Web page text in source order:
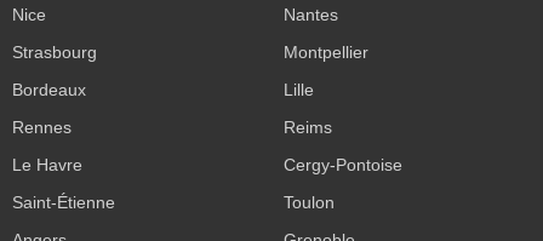
Nice
Nantes
Strasbourg
Montpellier
Bordeaux
Lille
Rennes
Reims
Le Havre
Cergy-Pontoise
Saint-Étienne
Toulon